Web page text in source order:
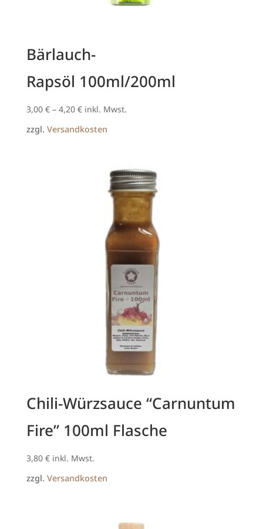
Bärlauch-
Rapsöl 100ml/200ml
3,00 €– 4,20 € inkl. Mwst.
zzgl. Versandkosten
Chili-Würzsauce “Carnuntum
Fire” 100ml Flasche
3,80 € inkl. Mwst.
zzgl. Versandkosten